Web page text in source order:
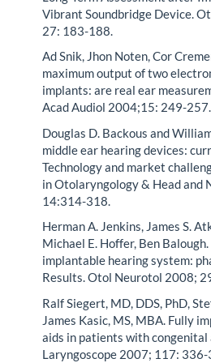
Vibrant Soundbridge Device.
27: 183-188.
Ad Snik, Jhon Noten, Cor
maximum output of two
implants: are real ear
Acad Audiol 2004;15: 249-257.
Douglas D. Backous and
middle ear hearing devices:
Technology and market
in Otolaryngology & Head and
14:314-318.
Herman A. Jenkins, James S.
Michael E. Hoffer, Ben
implantable hearing system:
Results. Otol Neurotol 2008;
Ralf Siegert, MD, DDS, PhD,
James Kasic, MS, MBA. Fully
aids in patients with
Laryngoscope 2007; 117: